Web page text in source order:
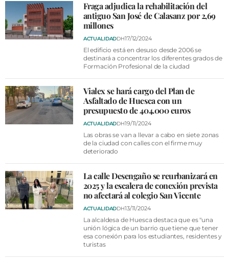
Fraga adjudica la rehabilitación del
antiguo San José de Calasanz por 2,69
millones
ACTUALIDADDH17/12/2024
El edificio está en desuso desde 2006 se
destinará a concentrar los diferentes grados de
Formación Profesional de la ciudad
Vialex se hará cargo del Plan de
Asfaltado de Huesca con un
presupuesto de 404.000 euros
ACTUALIDADDH19/11/2024
Las obras se van a llevar a cabo en siete zonas
de la ciudad con calles con el firme muy
deteriorado
La calle Desengaño se reurbanizará en
2025 y la escalera de conexión prevista
no afectará al colegio San Vicente
ACTUALIDADDH13/11/2024
La alcaldesa de Huesca destaca que es "una
unión lógica de un barrio que tiene que tener
esa conexión para los estudiantes, residentes y
turistas